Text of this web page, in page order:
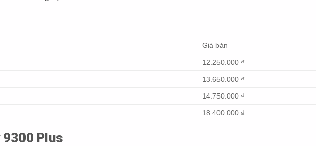
Giá bán
12.250.000 ₫
13.650.000 ₫
14.750.000 ₫
18.400.000 ₫
Plus